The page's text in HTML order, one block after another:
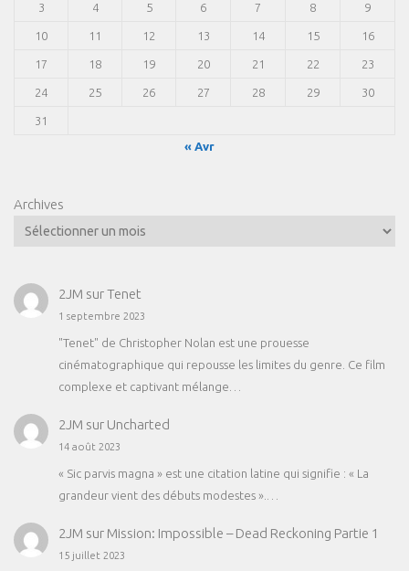
3 4 5 6 7 8 9
10 11 12 13 14 15 16
17 18 19 20 21 22 23
24 25 26 27 28 29 30
31
« Avr
Archives
2JM surTenet
1 septembre 2023
"Tenet" de Christopher Nolan est une prouesse
cinématographique qui repousse les limites du genre. Ce film
complexe et captivant mélange…
2JM sur Uncharted
14 août 2023
« Sic parvis magna » est une citation latine qui signifie : « La
grandeur vient des débuts modestes ».…
2JM sur Mission: Impossible – Dead Reckoning Partie 1
15 juillet 2023